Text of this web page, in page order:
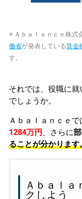
※ Ａｂａｌａｎｃｅ株式
働省が発表している賃金
す。
それでは、役職に
でしょうか。
Ａｂａｌａｎｃｅで
1284万円
、さらに
ることが分かります
Ａｂａｌａ
クしよう